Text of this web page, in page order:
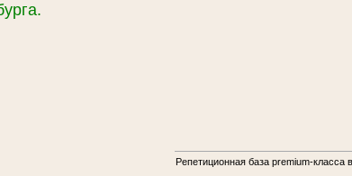
Репетиционная база premium-класса